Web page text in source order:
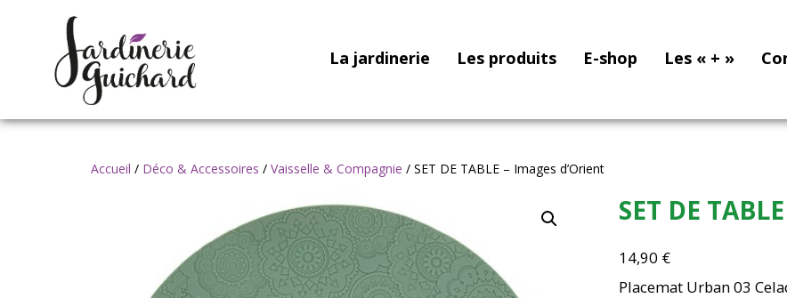
La jardinerie Les produits E-shop Les « + »
Accueil / Déco & Accessoires / Vaisselle & Compagnie / SET DE TABLE – Images d’Orient
SET DE
14,90 €
Placemat Urban 03